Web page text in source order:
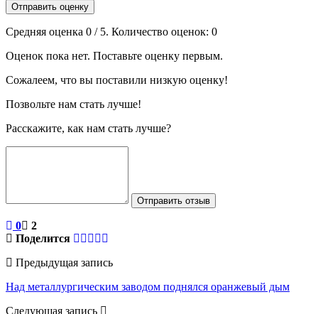
Отправить оценку
Средняя оценка 0 / 5. Количество оценок: 0
Оценок пока нет. Поставьте оценку первым.
Сожалеем, что вы поставили низкую оценку!
Позвольте нам стать лучше!
Расскажите, как нам стать лучше?
Отправить отзыв
0
2
Поделится
Предыдущая запись
Над металлургическим заводом поднялся оранжевый дым
Следующая запись